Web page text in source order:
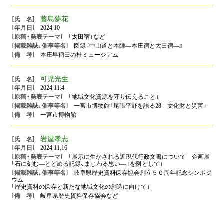
藤島夢花
2024.10
「太田宿」など
図録『中山道と本陣―本庄宿と太田宿―』
本庄早稲田の杜ミュージアム
可児光生
2024.11.4
「地域文化資源を守り伝えること」
一宮市博物館「尾張平野を語る28 文化財と災害」
一宮市博物館
岩屋孝志
2024.11.16
「展示に生かされる近現代行政文書について 企画展
「石に刻む―とどめる記録、まじわる思い―」を例として」
岐阜県歴史資料保存協会創立５０周年記念シンポジ
ウム
「歴史資料の保存と新たな地域文化の創造に向けて」
岐阜県歴史資料保存協会など